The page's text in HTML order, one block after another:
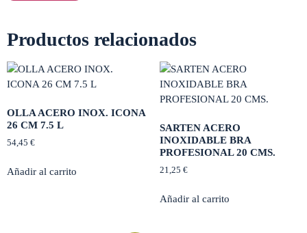
Productos relacionados
OLLA ACERO INOX. ICONA
26 CM 7.5 L
54,45 €
Añadir al carrito
SARTEN ACERO
INOXIDABLE BRA
PROFESIONAL 20 CMS.
21,25 €
Añadir al carrito